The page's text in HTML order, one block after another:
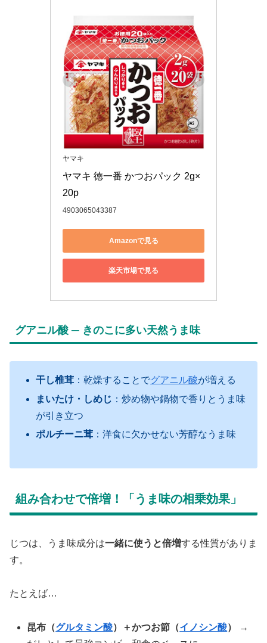
ヤマキ
ヤマキ 徳一番 かつおパック 2g×
20p
4903065043387
Amazonで見る
楽天市場で見る
グアニル酸 ─ きのこに多い天然うま味
干し椎茸 ：乾燥することでグアニル酸が増える
まいたけ・しめじ ：炒め物や鍋物で香りとうま味
が引き立つ
ポルチーニ茸 ：洋食に欠かせない芳醇なうま味
組み合わせで倍増！「うま味の相乗効果」
じつは、うま味成分は一緒に使うと倍増する性質がありま
す。
たとえば…
昆布（グルタミン酸）＋かつお節（イノシン酸）
→